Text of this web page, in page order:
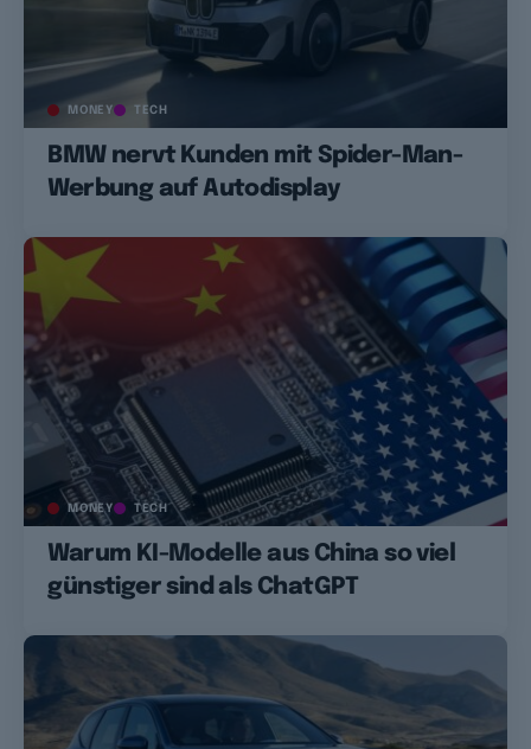
MONEY TECH
BMW nervt Kunden mit Spider-Man-
Werbung auf Autodisplay
MONEY TECH
Warum KI-Modelle aus China so viel
günstiger sind als ChatGPT